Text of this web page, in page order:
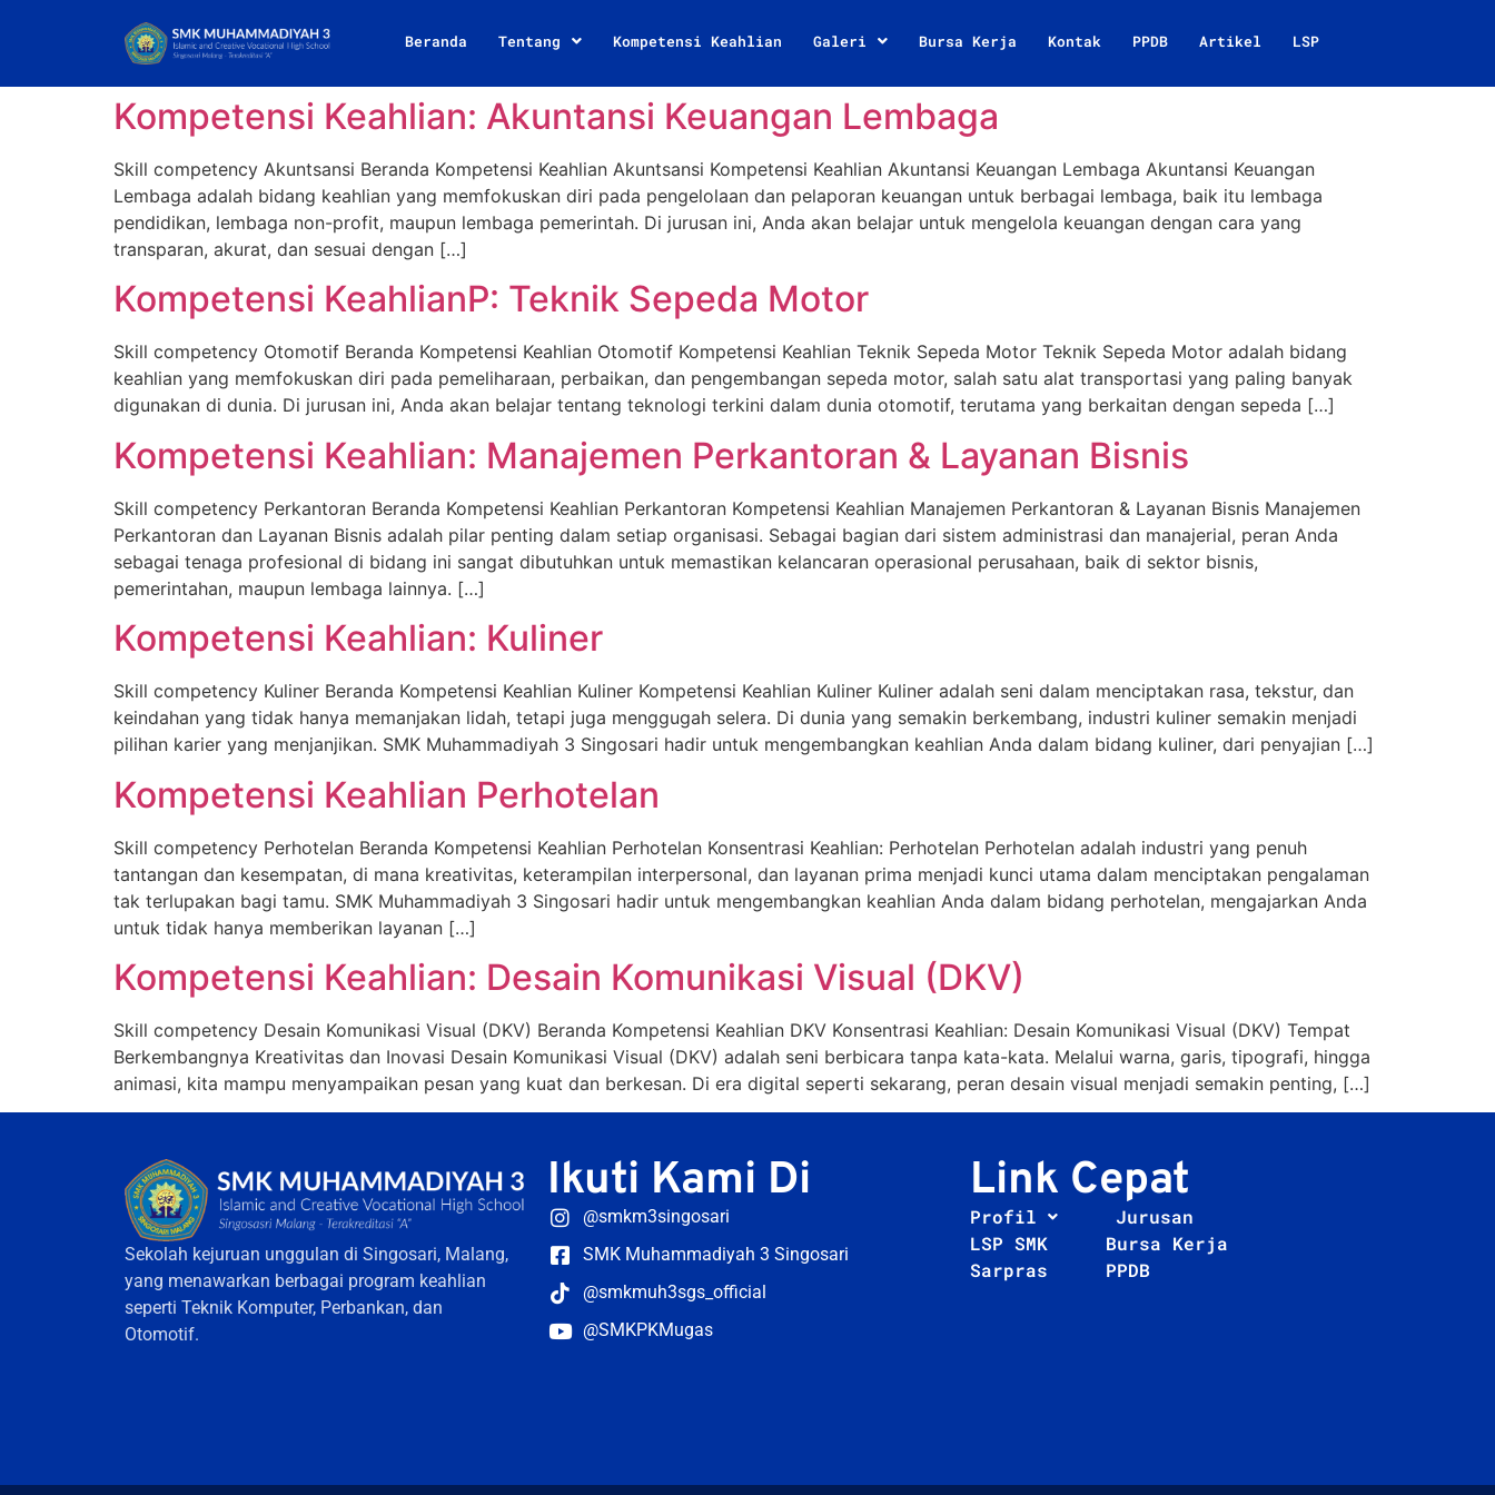
Beranda Tentang Kompetensi Keahlian Galeri Bursa Kerja Kontak PPDB Artikel LSP
Kompetensi Keahlian: Akuntansi Keuangan Lembaga
Skill competency Akuntsansi Beranda Kompetensi Keahlian Akuntsansi Kompetensi Keahlian Akuntansi Keuangan Lembaga Akuntansi Keuangan
Lembaga adalah bidang keahlian yang memfokuskan diri pada pengelolaan dan pelaporan keuangan untuk berbagai lembaga, baik itu lembaga
pendidikan, lembaga non-profit, maupun lembaga pemerintah. Di jurusan ini, Anda akan belajar untuk mengelola keuangan dengan cara yang
transparan, akurat, dan sesuai dengan […]
Kompetensi KeahlianP: Teknik Sepeda Motor
Skill competency Otomotif Beranda Kompetensi Keahlian Otomotif Kompetensi Keahlian Teknik Sepeda Motor Teknik Sepeda Motor adalah bidang
keahlian yang memfokuskan diri pada pemeliharaan, perbaikan, dan pengembangan sepeda motor, salah satu alat transportasi yang paling banyak
digunakan di dunia. Di jurusan ini, Anda akan belajar tentang teknologi terkini dalam dunia otomotif, terutama yang berkaitan dengan sepeda […]
Kompetensi Keahlian: Manajemen Perkantoran & Layanan Bisnis
Skill competency Perkantoran Beranda Kompetensi Keahlian Perkantoran Kompetensi Keahlian Manajemen Perkantoran & Layanan Bisnis Manajemen
Perkantoran dan Layanan Bisnis adalah pilar penting dalam setiap organisasi. Sebagai bagian dari sistem administrasi dan manajerial, peran Anda
sebagai tenaga profesional di bidang ini sangat dibutuhkan untuk memastikan kelancaran operasional perusahaan, baik di sektor bisnis,
pemerintahan, maupun lembaga lainnya. […]
Kompetensi Keahlian: Kuliner
Skill competency Kuliner Beranda Kompetensi Keahlian Kuliner Kompetensi Keahlian Kuliner Kuliner adalah seni dalam menciptakan rasa, tekstur, dan
keindahan yang tidak hanya memanjakan lidah, tetapi juga menggugah selera. Di dunia yang semakin berkembang, industri kuliner semakin menjadi
pilihan karier yang menjanjikan. SMK Muhammadiyah 3 Singosari hadir untuk mengembangkan keahlian Anda dalam bidang kuliner, dari penyajian […]
Kompetensi Keahlian Perhotelan
Skill competency Perhotelan Beranda Kompetensi Keahlian Perhotelan Konsentrasi Keahlian: Perhotelan Perhotelan adalah industri yang penuh
tantangan dan kesempatan, di mana kreativitas, keterampilan interpersonal, dan layanan prima menjadi kunci utama dalam menciptakan pengalaman
tak terlupakan bagi tamu. SMK Muhammadiyah 3 Singosari hadir untuk mengembangkan keahlian Anda dalam bidang perhotelan, mengajarkan Anda
untuk tidak hanya memberikan layanan […]
Kompetensi Keahlian: Desain Komunikasi Visual (DKV)
Skill competency Desain Komunikasi Visual (DKV) Beranda Kompetensi Keahlian DKV Konsentrasi Keahlian: Desain Komunikasi Visual (DKV) Tempat
Berkembangnya Kreativitas dan Inovasi Desain Komunikasi Visual (DKV) adalah seni berbicara tanpa kata-kata. Melalui warna, garis, tipografi, hingga
animasi, kita mampu menyampaikan pesan yang kuat dan berkesan. Di era digital seperti sekarang, peran desain visual menjadi semakin penting, […]
Sekolah kejuruan unggulan di Singosari, Malang,
yang menawarkan berbagai program keahlian
seperti Teknik Komputer, Perbankan, dan
Otomotif.
Ikuti Kami Di
@smkm3singosari
SMK Muhammadiyah 3 Singosari
@smkmuh3sgs_official
@SMKPKMugas
Link Cepat
Profil
Jurusan
LSP SMK
Bursa Kerja
Sarpras
PPDB